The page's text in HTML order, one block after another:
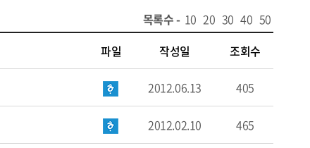
목록수 - 10 20 30 40 50
파일 작성일 조회수
2012.06.13 405
2012.02.10 465